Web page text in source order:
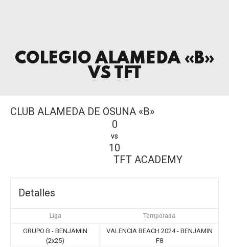
COLEGIO ALAMEDA «B»
VS TFT
CLUB ALAMEDA DE OSUNA «B»
0
vs
10
TFT ACADEMY
Detalles
Liga Temporada
GRUPO B - BENJAMIN
(2x25)
VALENCIA BEACH 2024 - BENJAMIN
F8